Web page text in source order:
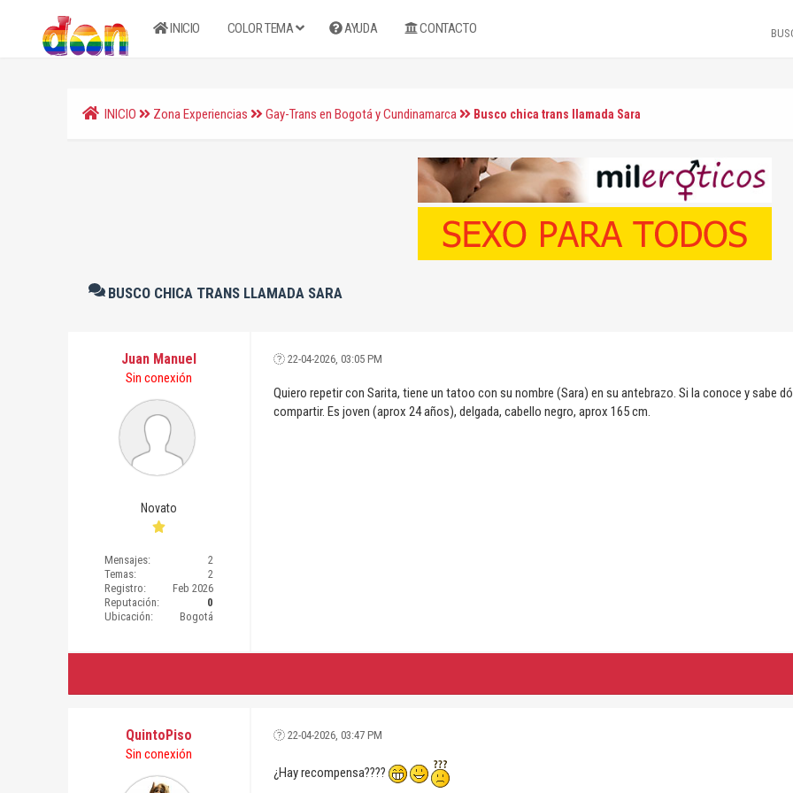
INICIO COLOR TEMA AYUDA CONTACTO
INICIO Zona Experiencias Gay-Trans en Bogotá y Cundinamarca Busco chica trans llamada Sara
BUSCO CHICA TRANS LLAMADA SARA
Juan Manuel
Sin conexión
Novato
Mensajes:
2
Temas:
2
Registro:
Feb 2026
Reputación:
0
Ubicación:
Bogotá
22-04-2026, 03:05 PM
Quiero repetir con Sarita, tiene un tatoo con su nombre (Sara) en su antebrazo. Si la conoce y sabe
compartir. Es joven (aprox 24 años), delgada, cabello negro, aprox 165 cm.
QuintoPiso
Sin conexión
22-04-2026, 03:47 PM
¿Hay recompensa????